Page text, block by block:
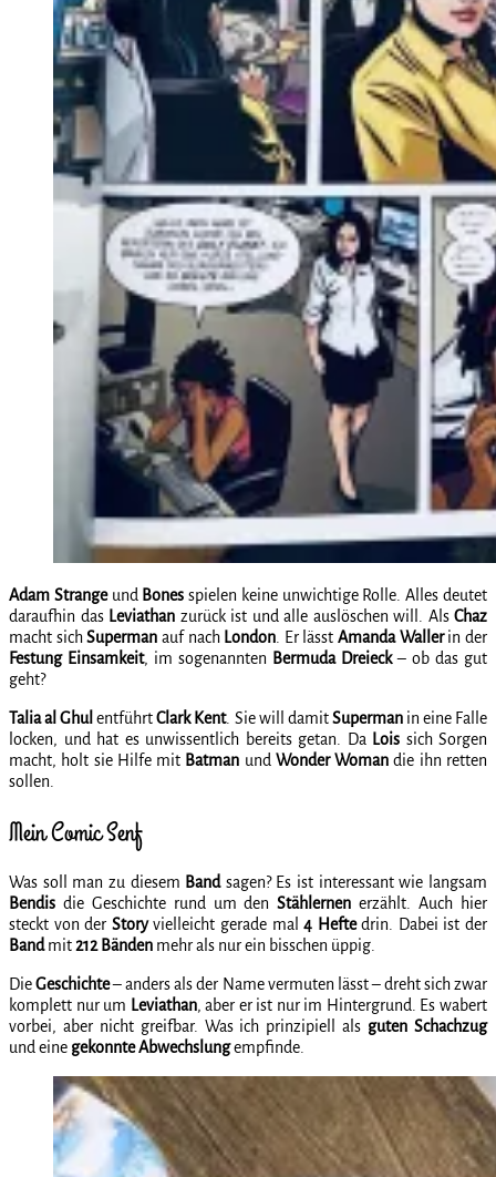
Adam Strangeund Bones spielen keine unwichtige Rolle. Alles deutet
daraufhin das Leviathan zurück ist und alle auslöschen will. Als Chaz
macht sichSuperman auf nach London . Er lässtAmanda Wallerin der
Festung Einsamkeit, im sogenannten Bermuda Dreieck– ob das gut
geht?
Talia al Ghul entführtClark Kent. Sie will damitSupermanin eine Falle
locken, und hat es unwissentlich bereits getan. Da Lois sich Sorgen
macht, holt sie Hilfe mit Batman und Wonder Woman die ihn retten
sollen.
Mein Comic Senf
Was soll man zu diesem Bandsagen? Es ist interessant wie langsam
Bendis die Geschichte rund um denStählernen erzählt. Auch hier
steckt von der Storyvielleicht gerade mal4 Heftedrin. Dabei ist der
Bandmit212 Bänden mehr als nur ein bisschen üppig.
DieGeschichte– anders als der Name vermuten lässt – dreht sich zwar
komplett nur um Leviathan, aber er ist nur im Hintergrund. Es wabert
vorbei, aber nicht greifbar. Was ich prinzipiell als guten Schachzug
und eine gekonnte Abwechslungempfinde.